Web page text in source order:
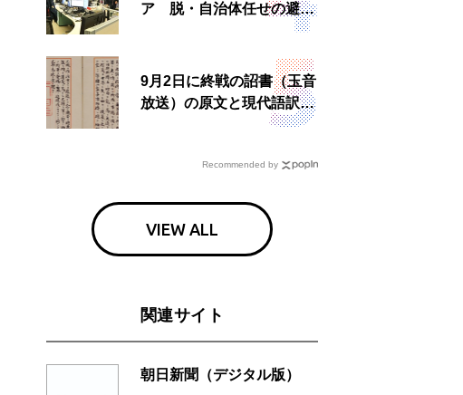
ア 脱・自治体任せの避難
所運営、被災者への温かい
9月2日に終戦の詔書（玉音
放送）の原文と現代語訳を
読む もう一つの「終戦の
Recommended by
VIEW ALL
関連サイト
朝日新聞（デジタル版）